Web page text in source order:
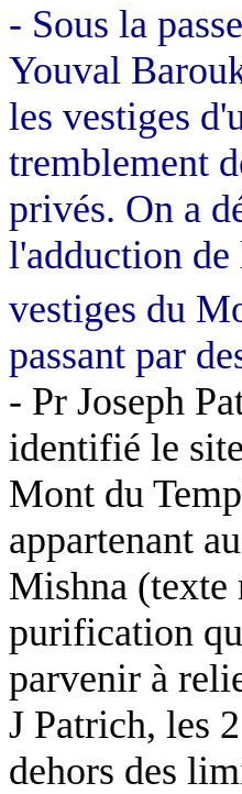
- Sous la
Youval
les vestiges
tremblement
privés. On a
l'adduction de
vestiges du
passant par
- Pr Joseph
identifié le
Mont du
appartenant
Mishna (texte
purification
parvenir à
J Patrich, les
dehors des